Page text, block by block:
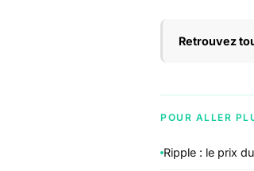
Retrouvez
POUR ALLER
Ripple : le prix